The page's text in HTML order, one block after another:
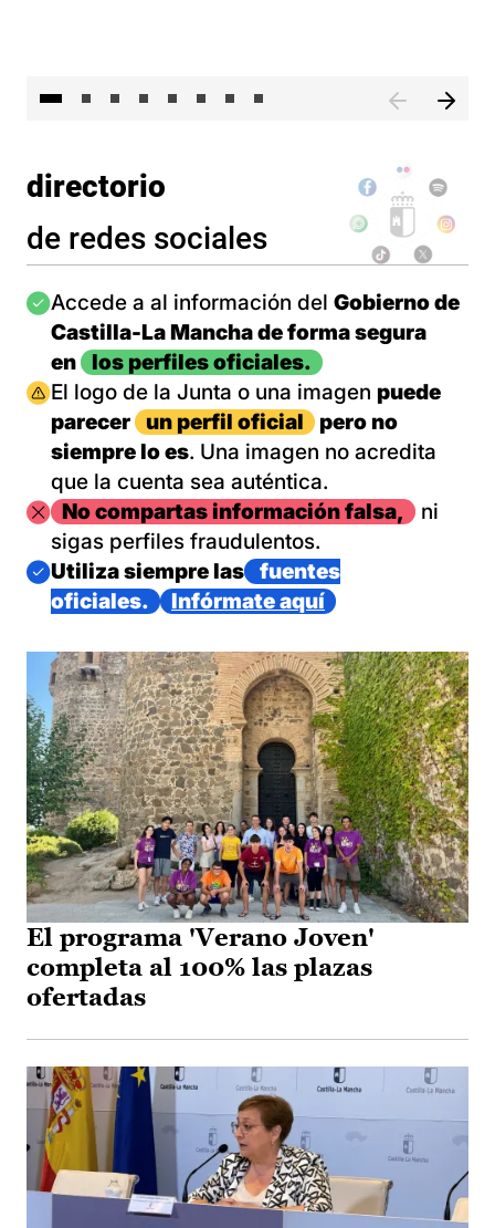
directorio
de redes sociales
Imagen
Accede a al información del Gobierno de
Castilla-La Mancha de forma segura
en
los perfiles oficiales.
Imagen
El logo de la Junta o una imagen puede
parecer
un perfil oficial
pero no
siempre lo es. Una imagen no acredita
que la cuenta sea auténtica.
ImagenNo compartas información falsa,
ni
sigas perfiles fraudulentos.
Imagen
Utiliza siempre las
fuentes
oficiales.
Infórmate aquí
El programa 'Verano Joven'
completa al 100% las plazas
ofertadas